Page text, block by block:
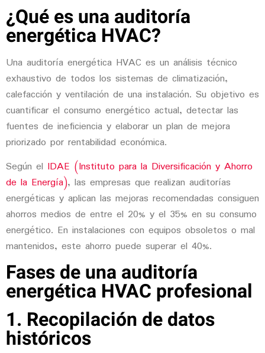
¿Qué es una auditoría
energética HVAC?
Una auditoría energética HVAC es un análisis técnico
exhaustivo de todos los sistemas de climatización,
calefacción y ventilación de una instalación. Su objetivo es
cuantificar el consumo energético actual, detectar las
fuentes de ineficiencia y elaborar un plan de mejora
priorizado por rentabilidad económica.
Según el IDAE (Instituto para la Diversificación y Ahorro
de la Energía), las empresas que realizan auditorías
energéticas y aplican las mejoras recomendadas consiguen
ahorros medios de entre el 20% y el 35% en su consumo
energético. En instalaciones con equipos obsoletos o mal
mantenidos, este ahorro puede superar el 40%.
Fases de una auditoría
energética HVAC profesional
1. Recopilación de datos
históricos